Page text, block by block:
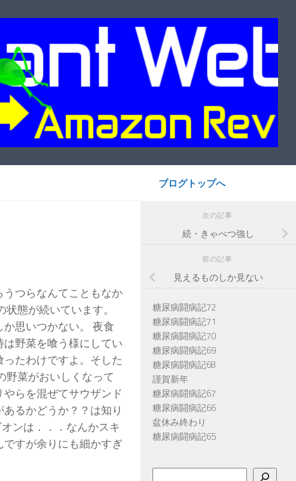
つらなんてこともなか
態が続いています。
思いつかない。 夜食
野菜を喰う様にしてい
たわけですよ。そした
野菜がおいしくなって
らを混ぜてサウザンド
るかどうか？？は知り
ンは．．．なんかスキ
すが余りにも細かすぎ
ブログトップへ
次の記事
続・きゃべつ強し
前の記事
見えるものしか見ない
糖尿病闘病記72
糖尿病闘病記71
糖尿病闘病記70
糖尿病闘病記69
糖尿病闘病記68
謹賀新年
糖尿病闘病記67
糖尿病闘病記66
盆休み終わり
糖尿病闘病記65